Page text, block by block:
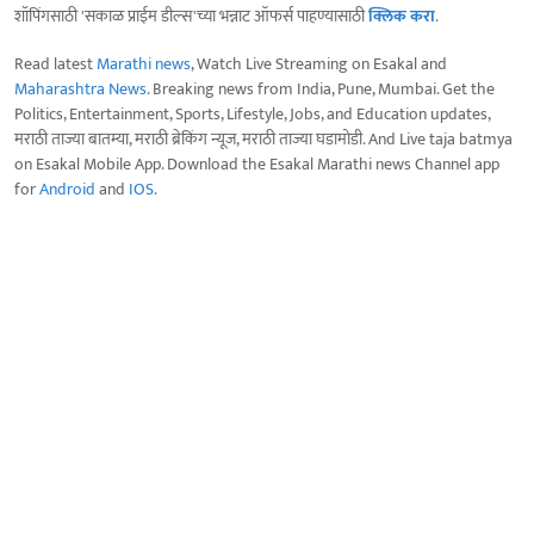
शॉपिंगसाठी 'सकाळ प्राईम डील्स'च्या भन्नाट ऑफर्स पाहण्यासाठीक्लिक करा.
Read latestMarathi news, Watch Live Streaming on Esakal and
Maharashtra News. Breaking news from India, Pune, Mumbai. Get the
Politics, Entertainment, Sports, Lifestyle, Jobs, and Education updates,
मराठी ताज्या बातम्या, मराठी ब्रेकिंग न्यूज, मराठी ताज्या घडामोडी. And Live taja batmya
on Esakal Mobile App. Download the Esakal Marathi news Channel app
forAndroidand IOS.